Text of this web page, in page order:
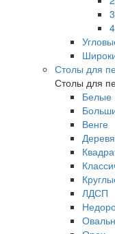
Столы для
Столы для
Белые
Венге
ЛДСП